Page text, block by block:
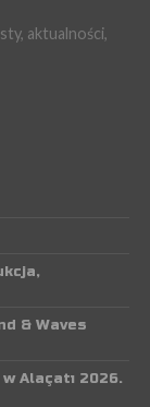
aktualności,
& Waves
Alaçatı 2026.